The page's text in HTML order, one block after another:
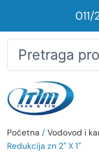
Početna /Vodovod i
Redukcija zn 2″ X 1″